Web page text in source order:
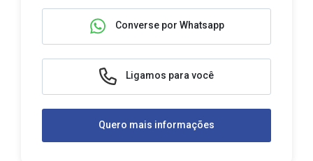
Converse por Whatsapp
Ligamos para você
Quero mais informações